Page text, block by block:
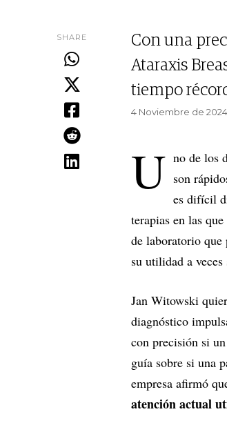
SHARE
Con una
Ataraxis
tiempo
4 Noviembre de 2024
U no de los
son
es difícil
terapias en las
de laboratorio que
su utilidad a
Jan Witowski
diagnóstico
con precisión si
guía sobre si una
empresa afirmó
atención actual